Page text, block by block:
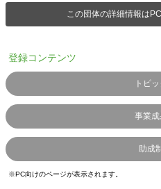
この団体の詳細情報は
登録コンテンツ
トピ
事業成
助成
※PC向けのページが表示されます。